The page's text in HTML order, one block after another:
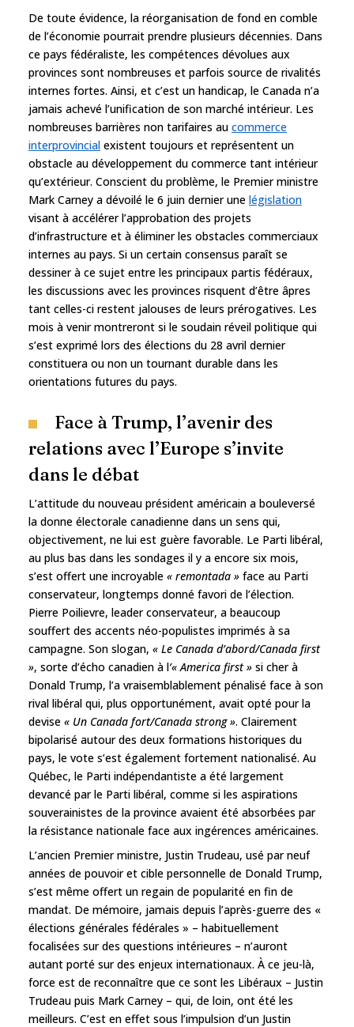
De toute évidence, la réorganisation de fond en comble
de l’économie pourrait prendre plusieurs décennies. Dans
ce pays fédéraliste, les compétences dévolues aux
provinces sont nombreuses et parfois source de rivalités
internes fortes. Ainsi, et c’est un handicap, le Canada n’a
jamais achevé l’unification de son marché intérieur. Les
nombreuses barrières non tarifaires au commerce
interprovincial existent toujours et représentent un
obstacle au développement du commerce tant intérieur
qu’extérieur. Conscient du problème, le Premier ministre
Mark Carney a dévoilé le 6 juin dernier une législation
visant à accélérer l’approbation des projets
d’infrastructure et à éliminer les obstacles commerciaux
internes au pays. Si un certain consensus paraît se
dessiner à ce sujet entre les principaux partis fédéraux,
les discussions avec les provinces risquent d’être âpres
tant celles-ci restent jalouses de leurs prérogatives. Les
mois à venir montreront si le soudain réveil politique qui
s’est exprimé lors des élections du 28 avril dernier
constituera ou non un tournant durable dans les
orientations futures du pays.
Face à Trump, l’avenir des
relations avec l’Europe s’invite
dans le débat
L’attitude du nouveau président américain a bouleversé
la donne électorale canadienne dans un sens qui,
objectivement, ne lui est guère favorable. Le Parti libéral,
au plus bas dans les sondages il y a encore six mois,
s’est offert une incroyable « remontada » face au Parti
conservateur, longtemps donné favori de l’élection.
Pierre Poilievre, leader conservateur, a beaucoup
souffert des accents néo-populistes imprimés à sa
campagne. Son slogan, « Le Canada d’abord/Canada first
», sorte d’écho canadien à l’« America first » si cher à
Donald Trump, l’a vraisemblablement pénalisé face à son
rival libéral qui, plus opportunément, avait opté pour la
devise « Un Canada fort/Canada strong ». Clairement
bipolarisé autour des deux formations historiques du
pays, le vote s’est également fortement nationalisé. Au
Québec, le Parti indépendantiste a été largement
devancé par le Parti libéral, comme si les aspirations
souverainistes de la province avaient été absorbées par
la résistance nationale face aux ingérences américaines.
L’ancien Premier ministre, Justin Trudeau, usé par neuf
années de pouvoir et cible personnelle de Donald Trump,
s’est même offert un regain de popularité en fin de
mandat. De mémoire, jamais depuis l’après-guerre des «
élections générales fédérales » – habituellement
focalisées sur des questions intérieures – n’auront
autant porté sur des enjeux internationaux. À ce jeu-là,
force est de reconnaître que ce sont les Libéraux – Justin
Trudeau puis Mark Carney – qui, de loin, ont été les
meilleurs. C’est en effet sous l’impulsion d’un Justin